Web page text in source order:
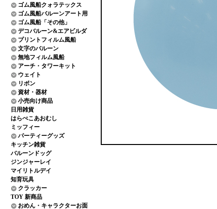
ゴム風船クォラテックス
ゴム風船バルーンアート用
ゴム風船「その他」
デコバルーン&エアビルダ
プリントフィルム風船
文字のバルーン
無地フィルム風船
アーチ・タワーキット
ウェイト
リボン
資材・器材
小売向け商品
日用雑貨
はらぺこあおむし
ミッフィー
パーティーグッズ
キッチン雑貨
バルーンドッグ
ジンジャーレイ
マイリトルデイ
知育玩具
クラッカー
TOY 新商品
おめん・キャラクターお面